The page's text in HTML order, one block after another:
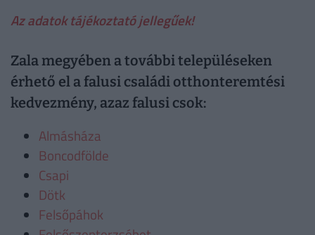
Az adatok tájékoztató jellegűek!
Zala megyében a további településeken
érhető el a falusi családi otthonteremtési
kedvezmény, azaz falusi csok:
Almásháza
Boncodfölde
Csapi
Dötk
Felsőpáhok